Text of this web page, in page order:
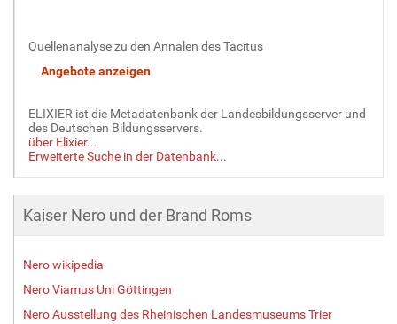
Quellenanalyse zu den Annalen des Tacitus
ELIXIER ist die Metadatenbank der Landesbildungsserver und
des Deutschen Bildungsservers.
über Elixier...
Erweiterte Suche in der Datenbank...
Kaiser Nero und der Brand Roms
Nero wikipedia
Nero Viamus Uni Göttingen
Nero Ausstellung des Rheinischen Landesmuseums Trier